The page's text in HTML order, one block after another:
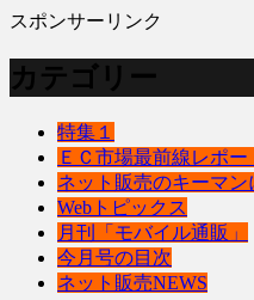
スポンサーリンク
カテゴリー
特集１
ＥＣ市場最前線レポー
ネット販売のキーマン
Webトピックス
月刊「モバイル通販」
今月号の目次
ネット販売NEWS